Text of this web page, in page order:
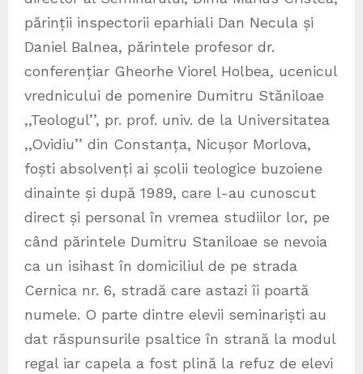
părinții inspectorii eparhiali Dan Necula și
Daniel Balnea, părintele profesor dr.
conferențiar Gheorhe Viorel Holbea, ucenicul
vrednicului de pomenire Dumitru Stăniloae
,,Teologul’’, pr. prof. univ. de la Universitatea
,,Ovidiu’’ din Constanța, Nicușor Morlova,
foști absolvenți ai școlii teologice buzoiene
dinainte și după 1989, care l-au cunoscut
direct și personal în vremea studiilor lor, pe
când părintele Dumitru Staniloae se nevoia
ca un isihast în domiciliul de pe strada
Cernica nr. 6, stradă care astazi îi poartă
numele. O parte dintre elevii seminariști au
dat răspunsurile psaltice în strană la modul
regal iar capela a fost plină la refuz de elevi